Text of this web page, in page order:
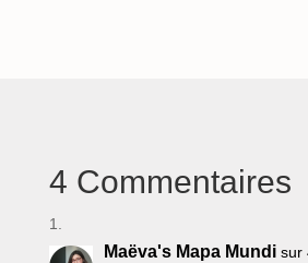
4 Commentaires
Maëva's Mapa Mundi sur